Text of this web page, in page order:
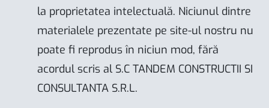
la proprietatea intelectuală. Niciunul dintre
materialele prezentate pe site-ul nostru nu
poate fi reprodus în niciun mod, fără
acordul scris al S.C TANDEM CONSTRUCTII SI
CONSULTANTA S.R.L.